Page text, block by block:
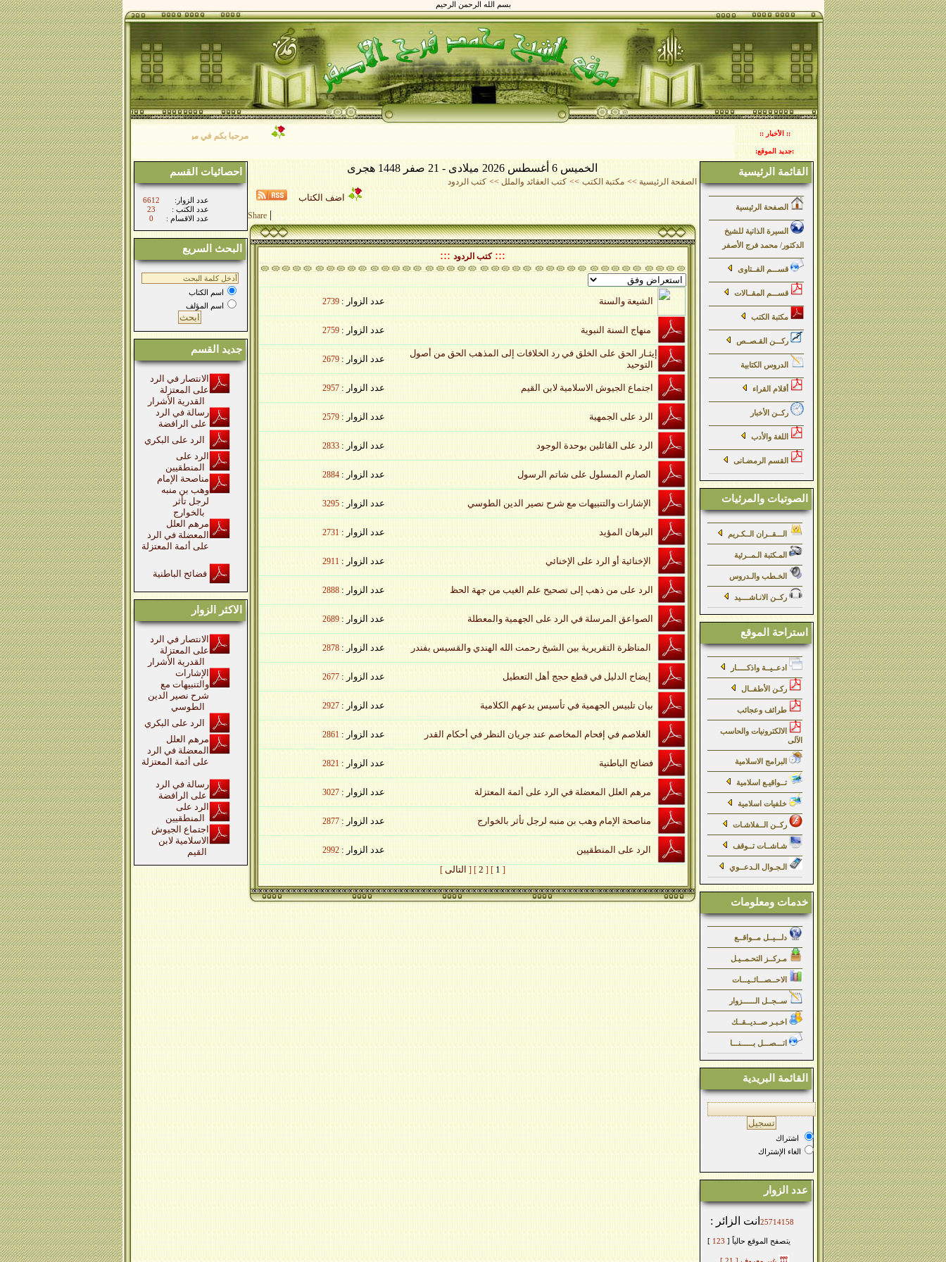
بسم الله الرحمن الرحيم
مرحبا بكم في موقع فضيلة الشيخ/ محمد فرج الأصفر نتمنى لكم طيب الاقامة :: الأخبار ::
:جديد الموقع:
احصائيات القسم
6612
:عدد الزوار
23
: عدد الكتب
0
: عدد الاقسام
البحث السريع
اسم الكتاب
اسم المؤلف
جديد القسم
الانتصار في الرد
على المعتزلة
رسالة في الرد
الرد على
مناصحة الإمام
وهب بن منبه
لرجل تأثر
مرهم العلل
المعضلة في الرد
على أئمة المعتزلة
فضائح الباطنية
الاكثر الزوار
الانتصار في الرد
على المعتزلة
الإشارات
والتنبيهات مع
شرح نصير الدين
مرهم العلل
المعضلة في الرد
على أئمة المعتزلة
رسالة في الرد
الرد على
اجتماع الجيوش
الاسلامية لابن
الخميس 6 أغسطس 2026 ميلادى - 21 صفر 1448 هجرى
الصفحة الرئيسية>> مكتبة الكتب >> كتب العقائد والملل>> كتب الردود
اضف الكتاب
Share |
::: كتب الردود :::
عدد الزوار :2739
عدد الزوار :2759
عدد الزوار :2679
إيثـار الحق على الخلق في رد الخلافات إلى المذهب الحق من أصول
عدد الزوار :2957
عدد الزوار :2579
عدد الزوار :2833
عدد الزوار :2884
عدد الزوار :3295
عدد الزوار :2731
عدد الزوار : 2911
عدد الزوار :2888
عدد الزوار :2689
عدد الزوار :2878
عدد الزوار :2677
عدد الزوار :2927
عدد الزوار :2861
عدد الزوار :2821 فضائح الباطنية
عدد الزوار :3027
عدد الزوار :2877
عدد الزوار :2992
[
] [
2
]
[ التالى ]
القائمة الرئيسية
الصفحة الرئيسية
السيرة الذاتية للشيخ
الدكتور/ محمد فرج الأصفر
قســـم الفــتاوى
قســـم المقــالات
مكتبة الكتب
ركـــن القـصــص
الدروس الكتابية
أقلام القراء
ركــن الأخبار
اللغة والأدب
القسم الرمضـانى
الصوتيات والمرئيات
الـــقــران الــكـريم
المـكتبة الـمــرئية
الخـطب والـدروس
ركــن الانـاشــــيد
استراحة الموقع
ادعــيــة واذكـــــار
ركـن الأطفــال
طرائف وعجائب
الالكترونيات والحاسب
الآلى
البرامج الاسلامية
تــواقيـع اسلامية
خلفيات اسلامية
ركــن الــفلاشـات
شـاشــات تــوقف
الـجـوال الـدعــوي
خدمات ومعلومات
دلـــيــل مــواقــع
مـركــز التحـمــيـل
الاحــصـــائــيـــات
ســجــل الــــــزوار
اخـبـر صــديــقــك
اتـــصـــل بــــــنـــا
القائمة البريدية
الغاء الإشتراك
عدد الزوار
انت الزائر : 25714158
يتصفح الموقع حالياً [ 123
]